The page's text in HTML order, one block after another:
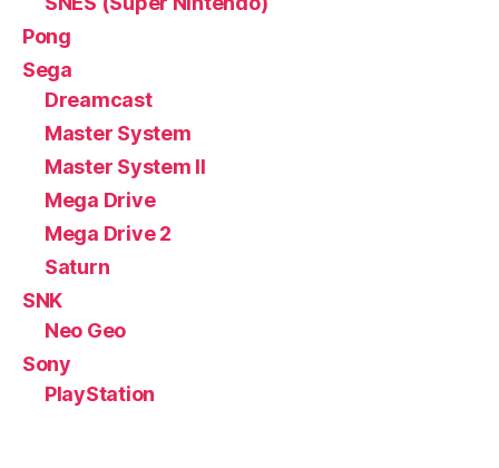
Pong
Sega
Dreamcast
Master System
Master System II
Mega Drive
Mega Drive 2
Saturn
SNK
Neo Geo
Sony
PlayStation